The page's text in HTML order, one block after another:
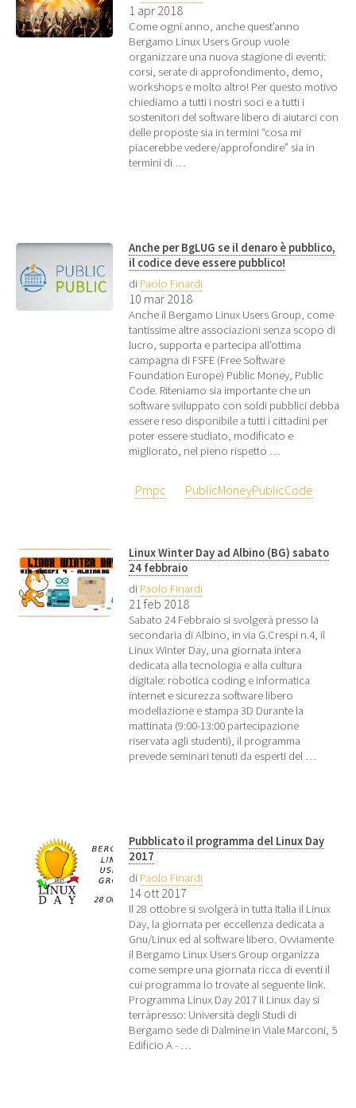
1 apr 2018
Come ogni anno, anche quest’anno
Bergamo Linux Users Group vuole
organizzare una nuova stagione di eventi:
corsi, serate di approfondimento, demo,
workshops e molto altro! Per questo motivo
chiediamo a tutti i nostri soci e a tutti i
sostenitori del software libero di aiutarci con
delle proposte sia in termini “cosa mi
piacerebbe vedere/approfondire” sia in
termini di …
Anche per BgLUG se il denaro è pubblico,
il codice deve essere pubblico!
di Paolo Finardi
10 mar 2018
Anche il Bergamo Linux Users Group, come
tantissime altre associazioni senza scopo di
lucro, supporta e partecipa all’ottima
campagna di FSFE (Free Software
Foundation Europe) Public Money, Public
Code. Riteniamo sia importante che un
software sviluppato con soldi pubblici debba
essere reso disponibile a tutti i cittadini per
poter essere studiato, modificato e
migliorato, nel pieno rispetto …
Pmpc PublicMoneyPublicCode
Linux Winter Day ad Albino (BG) sabato
24 febbraio
di Paolo Finardi
21 feb 2018
Sabato 24 Febbraio si svolgerà presso la
secondaria di Albino, in via G.Crespi n.4, il
Linux Winter Day, una giornata intera
dedicata alla tecnologia e alla cultura
digitale: robotica coding e informatica
internet e sicurezza software libero
modellazione e stampa 3D Durante la
mattinata (9:00-13:00 partecipazione
riservata agli studenti), il programma
prevede seminari tenuti da esperti del …
Pubblicato il programma del Linux Day
2017
di Paolo Finardi
14 ott 2017
Il 28 ottobre si svolgerà in tutta Italia il Linux
Day, la giornata per eccellenza dedicata a
Gnu/Linux ed al software libero. Ovviamente
il Bergamo Linux Users Group organizza
come sempre una giornata ricca di eventi il
cui programma lo trovate al seguente link.
Programma Linux Day 2017 Il Linux day si
terràpresso: Università degli Studi di
Bergamo sede di Dalmine in Viale Marconi, 5
Edificio A - …